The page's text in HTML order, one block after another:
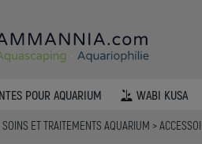
POUR AQUARIUM WABI KUSA
SOINS ET TRAITEMENTS AQUARIUM